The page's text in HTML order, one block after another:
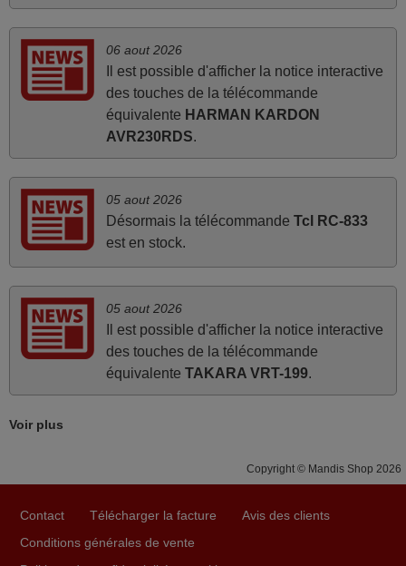
seconde vie à mes deux Panasonic haut de gamme des
années 90
FRANCE
deja traitée et expédiée Je vous en remercie d’avance et
attend la réception Encore merci
Super Service
AUTRICHE
Tout bien.
06 aout 2026
Il est possible d'afficher la notice interactive
des touches de la télécommande
équivalente HARMAN KARDON
AVR230RDS.
05 aout 2026
Désormais la télécommande Tcl RC-833
est en stock.
05 aout 2026
Il est possible d'afficher la notice interactive
des touches de la télécommande
équivalente TAKARA VRT-199.
Voir plus
Copyright © Mandis Shop 2026
Contact Télécharger la facture
Avis des clients
Conditions générales de vente